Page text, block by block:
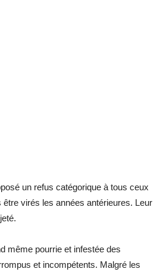
un refus catégorique à tous ceux
virés les années antérieures. Leur
même pourrie et infestée des
et incompétents. Malgré les